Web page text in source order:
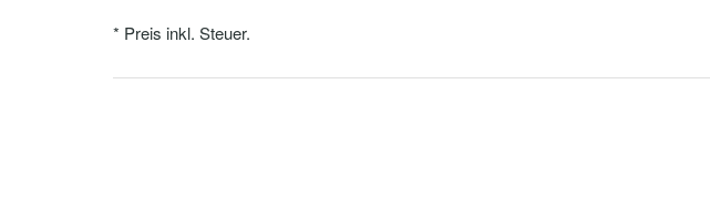
* Preis inkl. Steuer.